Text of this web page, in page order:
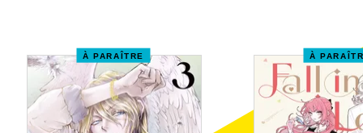
À PARAÎTRE À